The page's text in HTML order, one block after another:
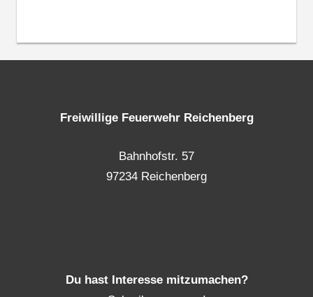
Freiwillige Feuerwehr Reichenberg
Bahnhofstr. 57
97234 Reichenberg
Du hast Interesse mitzumachen?